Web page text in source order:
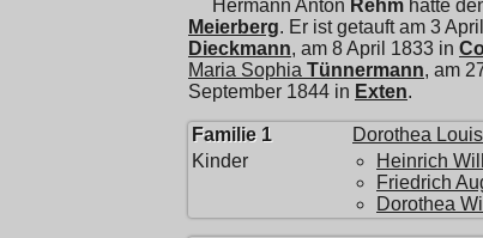
Hermann Anton Rehm hatte
Meierberg. Er ist getauft am 3
Dieckmann, am 8 April 1833 in
Maria Sophia Tünnermann, am
September 1844 in Exten.
Familie 1 Dorothea
Kinder
Heinrich
Friedrich
Dorothea